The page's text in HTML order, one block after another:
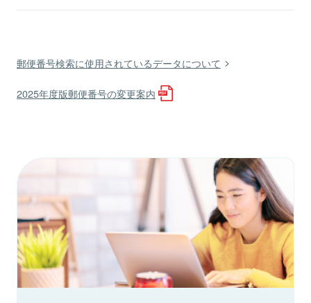
郵便番号検索に使用されているデータについて
2025年度版郵便番号の変更案内